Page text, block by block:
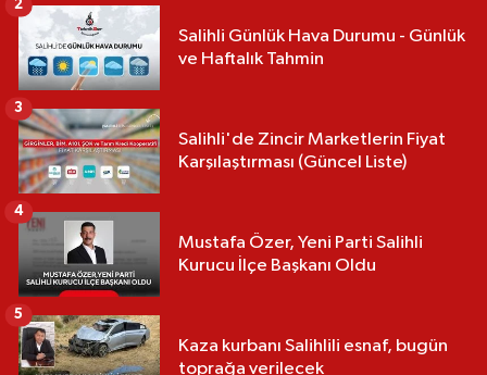
Salihli Günlük Hava Durumu - Günlük
ve Haftalık Tahmin
2
Salihli'de Zincir Marketlerin Fiyat
Karşılaştırması (Güncel Liste)
3
Mustafa Özer, Yeni Parti Salihli
Kurucu İlçe Başkanı Oldu
4
Kaza kurbanı Salihlili esnaf, bugün
toprağa verilecek
5